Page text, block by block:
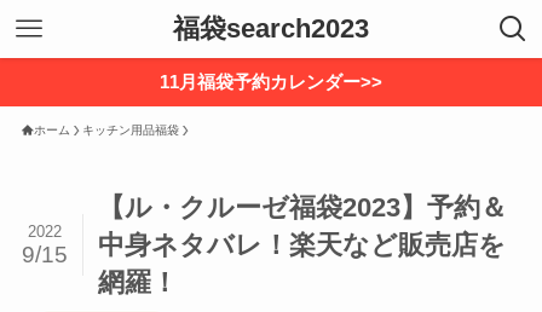
福袋search2023
11月福袋予約カレンダー>>
ホーム キッチン用品福袋
【ル・クルーゼ福袋2023】予約＆
中身ネタバレ！楽天など販売店を
網羅！
2022
9/15